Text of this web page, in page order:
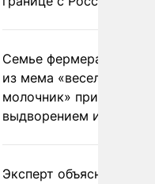
Семье фермера
из мема «веселый
молочник» пригрозили
выдворением из
Эксперт объяснил